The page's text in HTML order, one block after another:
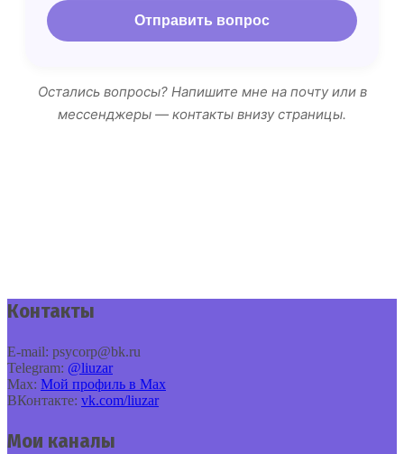
Отправить вопрос
Остались вопросы? Напишите мне на почту или в
мессенджеры — контакты внизу страницы.
Контакты
E‑mail: psycorp@bk.ru
Telegram: @liuzar
Max: Мой профиль в Max
ВКонтакте: vk.com/liuzar
Мои каналы